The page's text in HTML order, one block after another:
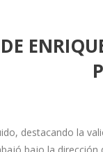
destacando la